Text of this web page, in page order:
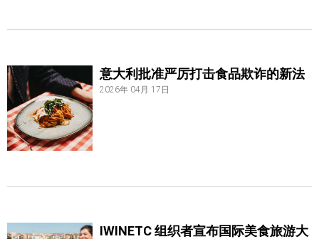
意大利批准严厉打击食品欺诈的新法
2026年 04月 17日
IWINETC 组织者宣布国际美食旅游大